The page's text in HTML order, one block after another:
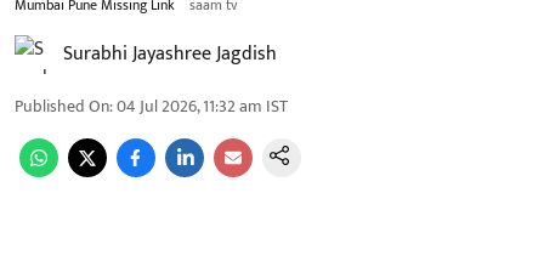
Surabhi Jayashree Jagdish
Published On:04 Jul 2026, 11:32 am IST